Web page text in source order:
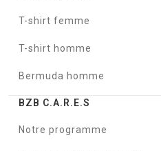
T-shirt femme
T-shirt homme
Bermuda homme
BZB C.A.R.E.S
Notre programme